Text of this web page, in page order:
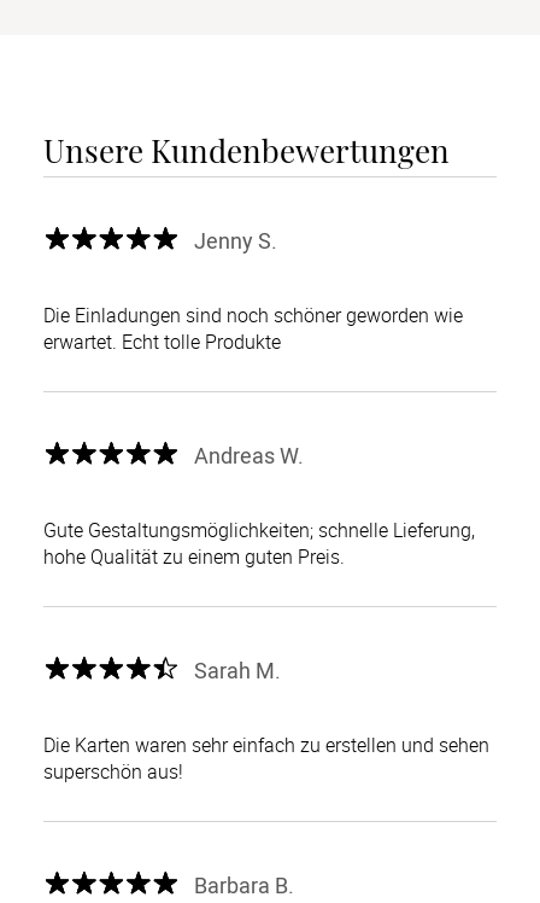
Unsere Kundenbewertungen
Jenny S.
Die Einladungen sind noch schöner geworden wie
erwartet. Echt tolle Produkte
Andreas W.
Gute Gestaltungsmöglichkeiten; schnelle Lieferung,
hohe Qualität zu einem guten Preis.
Sarah M.
Die Karten waren sehr einfach zu erstellen und sehen
superschön aus!
Barbara B.